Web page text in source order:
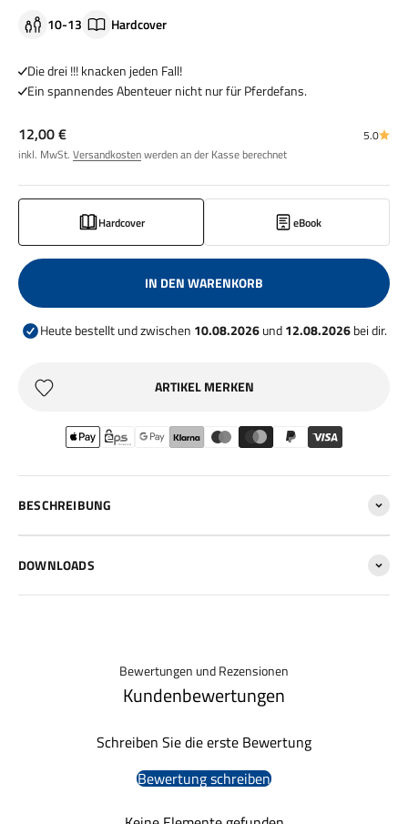
10-13 Hardcover
Die drei !!! knacken jeden Fall!
Ein spannendes Abenteuer nicht nur für Pferdefans.
Angebot
12,00 €
inkl. MwSt. Versandkostenwerden an der Kasse berechnet
5.0
Hardcover eBook
IN DEN WARENKORB
Heute bestellt und zwischen 10.08.2026und12.08.2026bei dir.
ARTIKEL MERKEN
BESCHREIBUNG
DOWNLOADS
Bewertungen und Rezensionen
Kundenbewertungen
Schreiben Sie die erste Bewertung
Bewertung schreiben